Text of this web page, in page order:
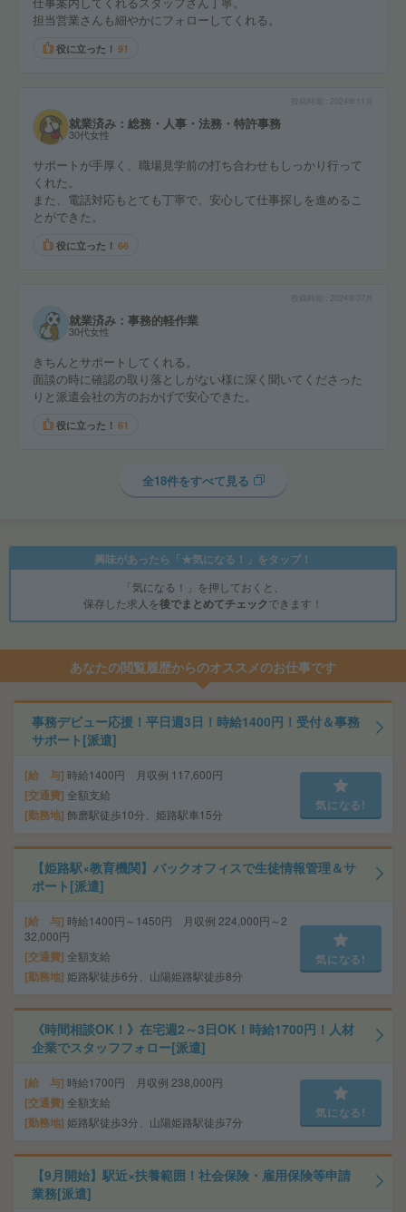
担当営業さんも細やかにフォローしてくれる。
役に立った！ 91
2024年11月
就業済み：総務・人事・法務・特許事務
30代女性
サポートが手厚く、職場見学前の打ち合わせもしっかり行って
くれた。
また、電話対応もとても丁寧で、安心して仕事探しを進めるこ
とができた。
役に立った！ 66
2024年07月
就業済み：事務的軽作業
30代女性
きちんとサポートしてくれる。
面談の時に確認の取り落としがない様に深く聞いてくださった
りと派遣会社の方のおかげで安心できた。
役に立った！ 61
全18件をすべて見る
興味があったら「★気になる！」をタップ！
「気になる！」を押しておくと、
保存した求人を後でまとめてチェックできます！
あなたの閲覧履歴からのオススメのお仕事です
事務デビュー応援！平日週3日！時給1400円！受付＆事務
サポート[派遣]
給 与 時給1400円 月収例 117,600円
交通費 全額支給
勤務地 飾磨駅徒歩10分、姫路駅車15分
気になる!
【姫路駅×教育機関】バックオフィスで生徒情報管理＆サ
ポート[派遣]
給 与 時給1400円～1450円 月収例 224,000円～2
32,000円
交通費 全額支給
勤務地 姫路駅徒歩6分、山陽姫路駅徒歩8分
気になる!
《時間相談OK！》在宅週2～3日OK！時給1700円！人材
企業でスタッフフォロー[派遣]
給 与 時給1700円 月収例 238,000円
交通費 全額支給
勤務地 姫路駅徒歩3分、山陽姫路駅徒歩7分
気になる!
【9月開始】駅近×扶養範囲！社会保険・雇用保険等申請
業務[派遣]